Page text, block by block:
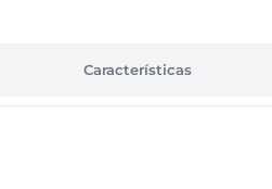
Características